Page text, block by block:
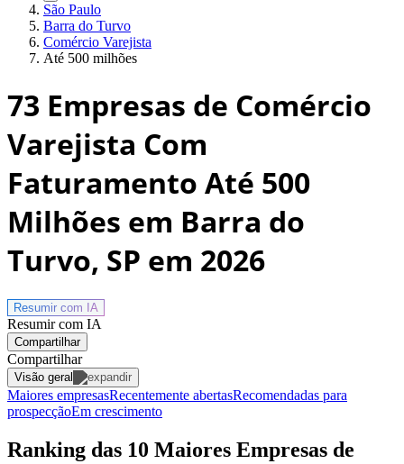
São Paulo
Barra do Turvo
Comércio Varejista
Até 500 milhões
73 Empresas de Comércio
Varejista Com
Faturamento Até 500
Milhões em Barra do
Turvo, SP em 2026
Resumir com IA
Resumir com IA
Compartilhar
Compartilhar
Visão geral
Maiores empresasRecentemente abertasRecomendadas para
prospecçãoEm crescimento
Ranking das 10 Maiores Empresas de